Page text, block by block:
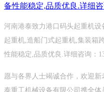
备性能稳定,品质优良.详细咨
河南港泰致力港口码头起重机
起重机,造船门式起重机,集装箱
性能稳定,品质优良.详细咨询：
愿与各界人士竭诚合作，欢迎
泰重工机械设备有限公司携全